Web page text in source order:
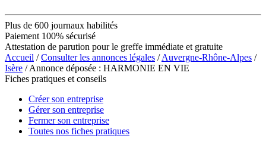
Plus de 600 journaux habilités
Paiement 100% sécurisé
Attestation de parution pour le greffe immédiate et gratuite
Accueil /Consulter les annonces légales /Auvergne-Rhône-Alpes /
Isère / Annonce déposée : HARMONIE EN VIE
Fiches pratiques et conseils
Créer son entreprise
Gérer son entreprise
Fermer son entreprise
Toutes nos fiches pratiques